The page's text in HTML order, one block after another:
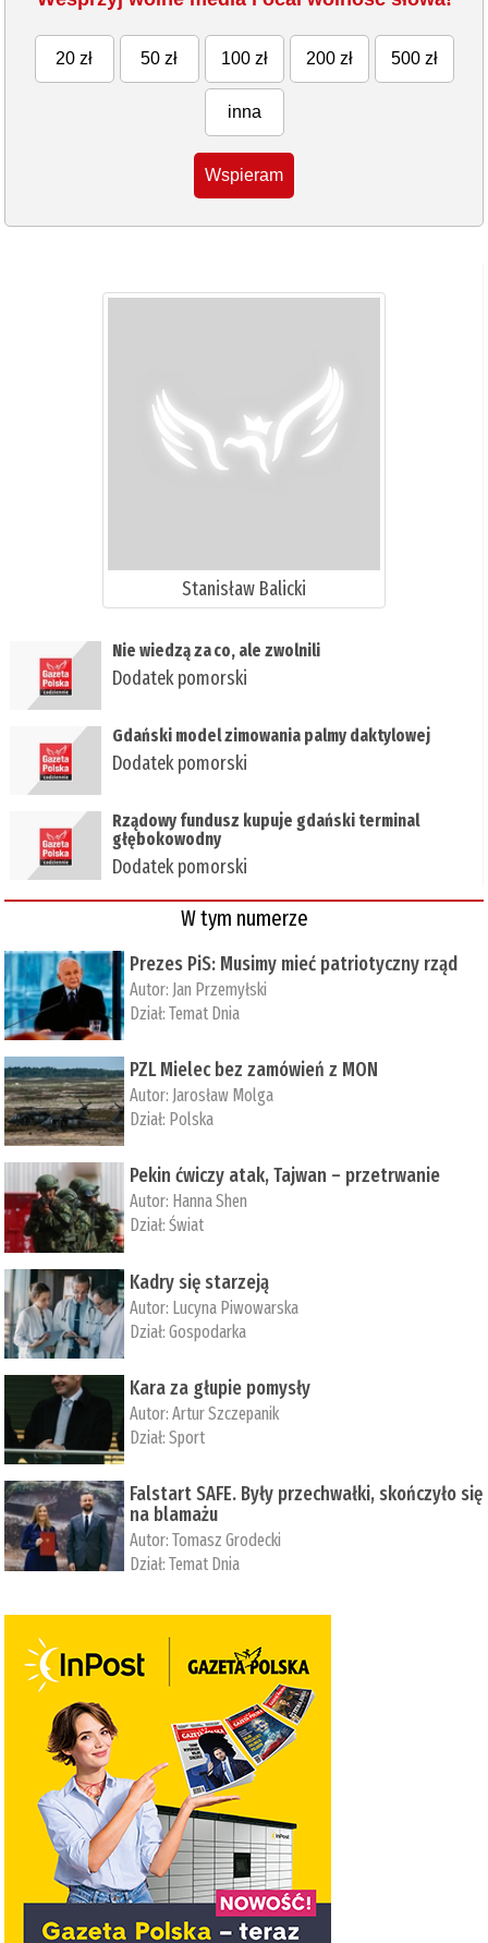
20 zł 50 zł 100 zł 200 zł 500 zł
inna
Wspieram
Stanisław Balicki
​Nie wiedzą za co, ale zwolnili
Dodatek pomorski
​Gdański model zimowania palmy daktylowej
Dodatek pomorski
Rządowy fundusz kupuje gdański terminal
głębokowodny
Dodatek pomorski
W tym numerze
Prezes PiS: Musimy mieć patriotyczny rząd
Autor: Jan Przemyłski
Dział:Temat Dnia
PZL Mielec bez zamówień z MON
Autor: Jarosław Molga
Dział: Polska
Pekin ćwiczy atak, Tajwan – przetrwanie
Autor: ­Hanna Shen
Dział:Świat
Kadry się starzeją
Autor: Lucyna Piwowarska
Dział:Gospodarka
Kara za głupie pomysły
Autor:Artur Szczepanik
Dział:Sport
Falstart SAFE. Były przechwałki, skończyło się
na blamażu
Autor:Tomasz Grodecki
Dział:Temat Dnia